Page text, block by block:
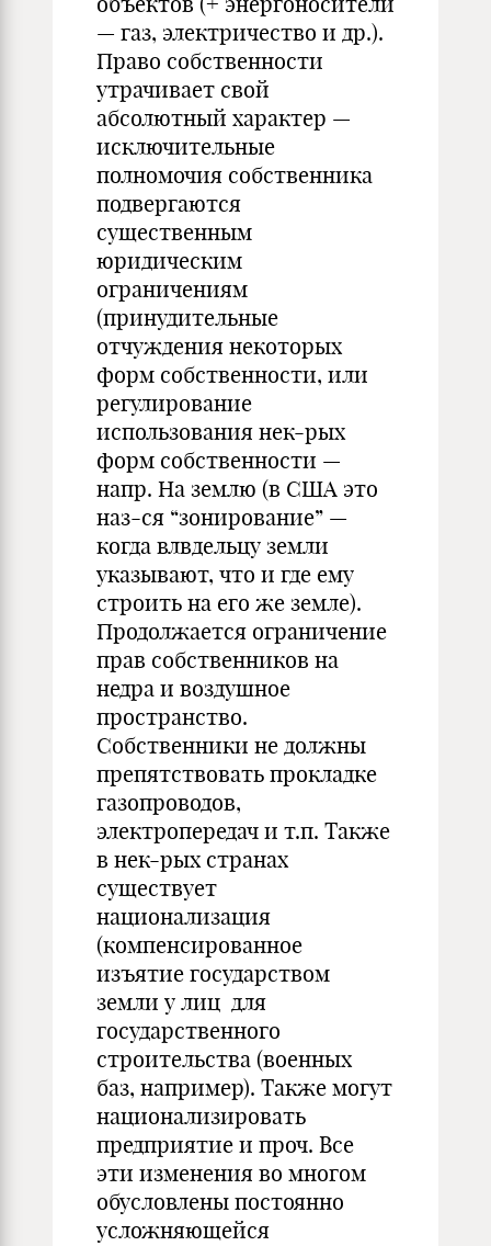
— газ, электричество и др.).
Право собственности
утрачивает свой
абсолютный характер —
исключительные
полномочия собственника
подвергаются
существенным
юридическим
ограничениям
(принудительные
отчуждения некоторых
форм собственности, или
регулирование
использования нек-рых
форм собственности —
напр. На землю (в США это
наз-ся “зонирование” —
когда влвдельцу земли
указывают, что и где ему
строить на его же земле).
Продолжается ограничение
прав собственников на
недра и воздушное
пространство.
Собственники не должны
препятствовать прокладке
газопроводов,
электропередач и т.п. Также
в нек-рых странах
существует
национализация
(компенсированное
изъятие государством
земли у лиц для
государственного
строительства (военных
баз, например). Также могут
национализировать
предприятие и проч. Все
эти изменения во многом
обусловлены постоянно
усложняющейся